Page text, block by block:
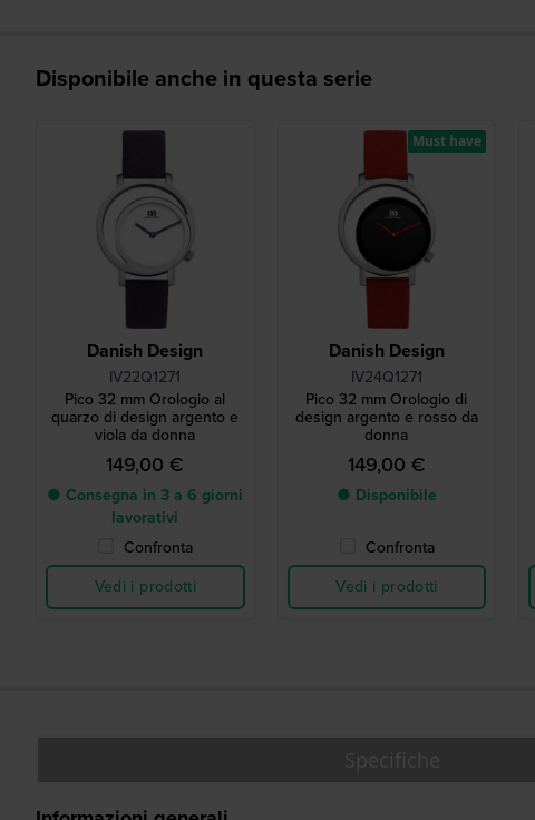
Disponibile anche in questa serie
Danish Design
IV22Q1271
Pico 32 mm Orologio al
quarzo di design argento e
viola da donna
149,00 €
● Consegna in 3 a 6 giorni
lavorativi
Confronta
Vedi i prodotti
Danish Design
IV24Q1271
Pico 32 mm Orologio di
design argento e rosso da
donna
149,00 €
● Disponibile
Confronta
Vedi i prodotti
Must have